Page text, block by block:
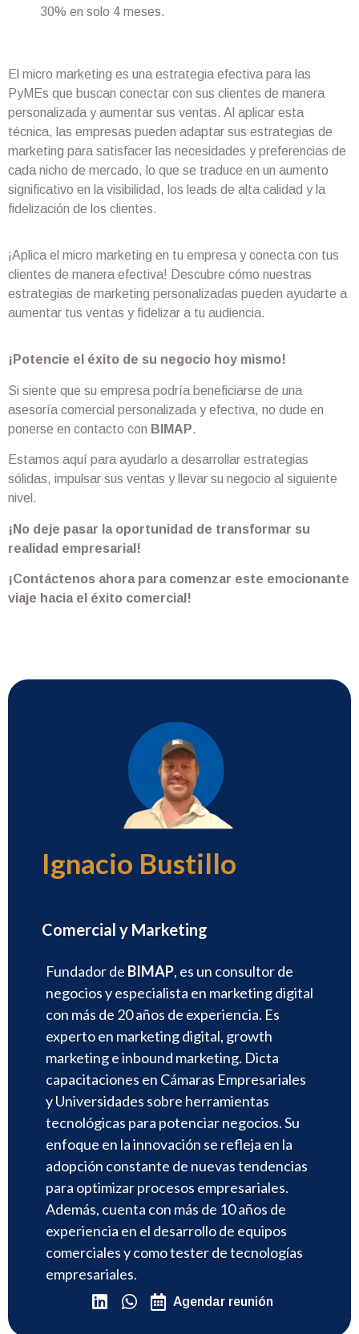
30% en solo 4 meses.
El micro marketing es una estrategia efectiva para las
PyMEs que buscan conectar con sus clientes de manera
personalizada y aumentar sus ventas. Al aplicar esta
técnica, las empresas pueden adaptar sus estrategias de
marketing para satisfacer las necesidades y preferencias de
cada nicho de mercado, lo que se traduce en un aumento
significativo en la visibilidad, los leads de alta calidad y la
fidelización de los clientes.
¡Aplica el micro marketing en tu empresa y conecta con tus
clientes de manera efectiva! Descubre cómo nuestras
estrategias de marketing personalizadas pueden ayudarte a
aumentar tus ventas y fidelizar a tu audiencia.
¡Potencie el éxito de su negocio hoy mismo!
Si siente que su empresa podría beneficiarse de una
asesoría comercial personalizada y efectiva, no dude en
ponerse en contacto con BIMAP.
Estamos aquí para ayudarlo a desarrollar estrategias
sólidas, impulsar sus ventas y llevar su negocio al siguiente
nivel.
¡No deje pasar la oportunidad de transformar su
realidad empresarial!
¡Contáctenos ahora para comenzar este emocionante
viaje hacia el éxito comercial!
Ignacio Bustillo
Comercial y Marketing
Fundador de BIMAP, es un consultor de
negocios y especialista en marketing digital
con más de 20 años de experiencia. Es
experto en marketing digital, growth
marketing e inbound marketing. Dicta
capacitaciones en Cámaras Empresariales
y Universidades sobre herramientas
tecnológicas para potenciar negocios. Su
enfoque en la innovación se refleja en la
adopción constante de nuevas tendencias
para optimizar procesos empresariales.
Además, cuenta con más de 10 años de
experiencia en el desarrollo de equipos
comerciales y como tester de tecnologías
empresariales.
Agendar reunión